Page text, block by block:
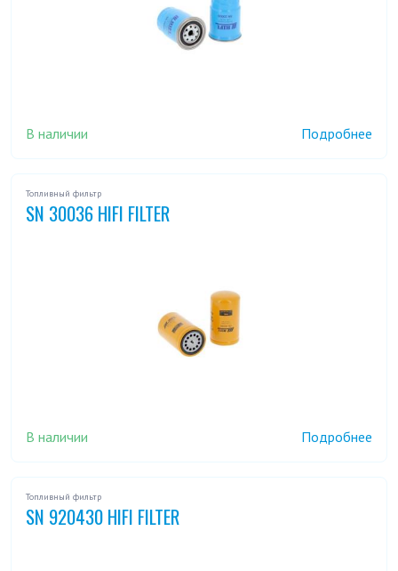
В наличии Подробнее
Топливный фильтр
SN 30036 HIFI FILTER
В наличии Подробнее
Топливный фильтр
SN 920430 HIFI FILTER